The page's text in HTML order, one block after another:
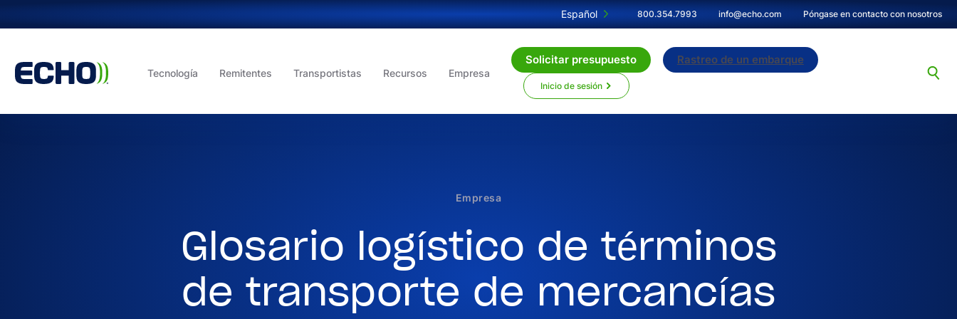
Español 800.354.7993 info@echo.com Póngase en contacto con nosotros
Tecnología Remitentes Transportistas Recursos Empresa
Solicitar presupuesto Rastreo de un embarque
Inicio de sesión
Empresa
Glosario logístico de términos
de transporte de mercancías